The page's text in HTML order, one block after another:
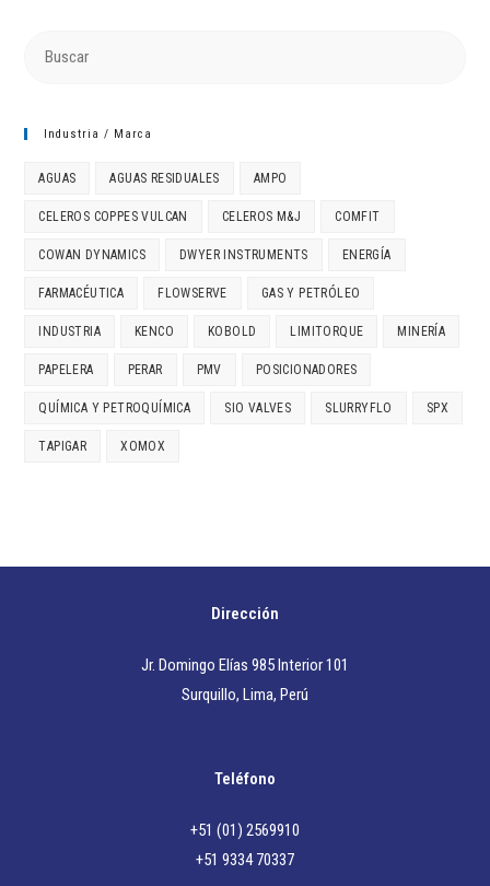
Industria / Marca
AGUAS AGUAS RESIDUALES AMPO
CELEROS COPPES VULCAN CELEROS M&J COMFIT
COWAN DYNAMICS DWYER INSTRUMENTS ENERGÍA
FARMACÉUTICA FLOWSERVE GAS Y PETRÓLEO
INDUSTRIA KENCO KOBOLD LIMITORQUE MINERÍA
PAPELERA PERAR PMV POSICIONADORES
QUÍMICA Y PETROQUÍMICA SIO VALVES SLURRYFLO SPX
TAPIGAR XOMOX
Dirección
Jr. Domingo Elías 985 Interior 101
Surquillo, Lima, Perú
Teléfono
+51 (01) 2569910
+51 9334 70337